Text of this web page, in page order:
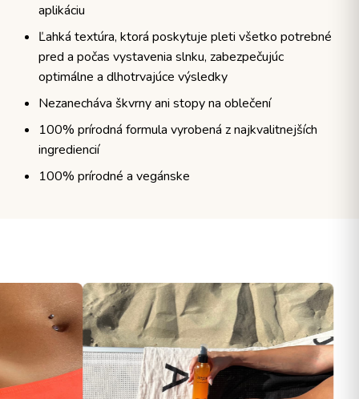
aplikáciu
Ľahká textúra, ktorá poskytuje pleti všetko potrebné
pred a počas vystavenia slnku, zabezpečujúc
optimálne a dlhotrvajúce výsledky
Nezanecháva škvrny ani stopy na oblečení
100% prírodná formula vyrobená z najkvalitnejších
ingrediencií
100% prírodné a vegánske